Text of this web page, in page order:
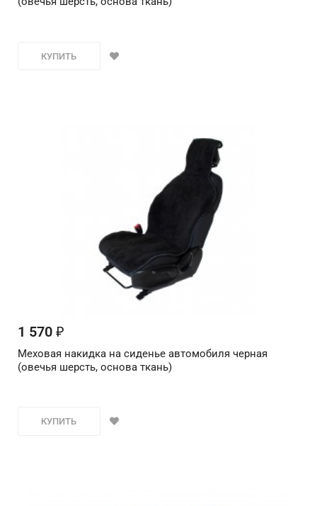
КУПИТЬ
1 570 ₽
Меховая накидка на сиденье автомобиля черная
(овечья шерсть, основа ткань)
КУПИТЬ